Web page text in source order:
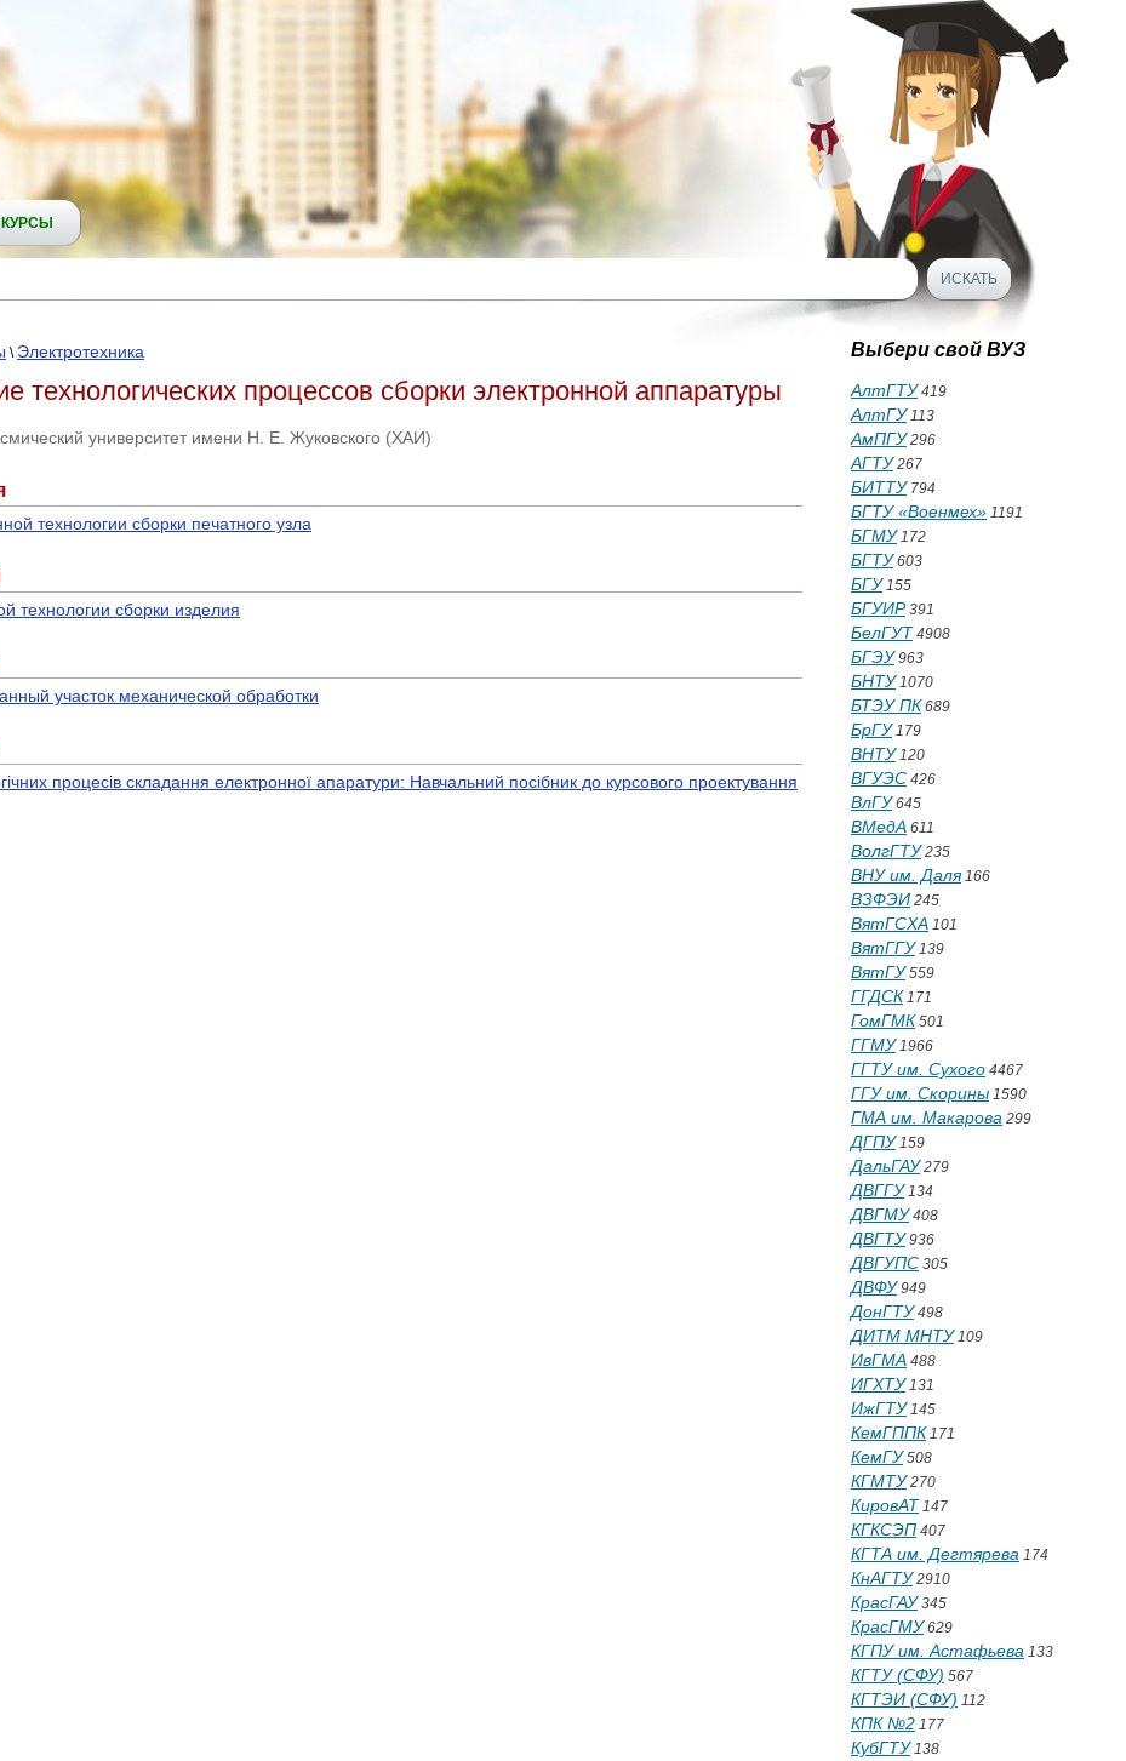
\ Электротехника
технологических процессов сборки электронной аппаратуры
университет имени Н. Е. Жуковского (ХАИ)
технологии сборки печатного узла
технологии сборки изделия
участок механической обработки
процесів складання електронної апаратури: Навчальний посібник до курсового проектування
Выбери свой ВУЗ
АлтГТУ419
АлтГУ113
АмПГУ296
АГТУ267
БИТТУ794
БГТУ «Военмех» 1191
БГМУ172
БГТУ603
БГУ155
БГУИР391
БелГУТ 4908
БГЭУ963
БНТУ1070
БТЭУ ПК 689
БрГУ179
ВНТУ120
ВГУЭС 426
ВлГУ645
ВМедА 611
ВолгГТУ235
ВНУ им. Даля166
ВЗФЭИ 245
ВятГСХА 101
ВятГГУ139
ВятГУ559
ГГДСК 171
ГомГМК 501
ГГМУ1966
ГГТУ им. Сухого 4467
ГГУ им. Скорины 1590
ГМА им. Макарова 299
ДГПУ159
ДальГАУ279
ДВГГУ134
ДВГМУ408
ДВГТУ936
ДВГУПС 305
ДВФУ949
ДонГТУ498
ДИТМ МНТУ109
ИвГМА 488
ИГХТУ131
ИжГТУ145
КемГППК 171
КемГУ508
КГМТУ270
КировАТ 147
КГКСЭП 407
КГТА им. Дегтярева 174
КнАГТУ2910
КрасГАУ345
КрасГМУ629
КГПУ им. Астафьева 133
КГТУ (СФУ) 567
КГТЭИ (СФУ) 112
КПК №2 177
КубГТУ138